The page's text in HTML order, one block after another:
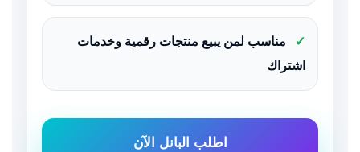
✓
مناسب لمن يبيع منتجات رقمية وخدمات
اشتراك
اطلب البانل الآن